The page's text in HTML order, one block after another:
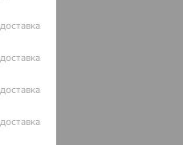
доставка
доставка
доставка
доставка